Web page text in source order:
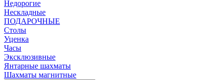
Недорогие
Нескладные
ПОДАРОЧНЫЕ
Столы
Уценка
Часы
Эксклюзивные
Янтарные шахматы
Шахматы магнитные